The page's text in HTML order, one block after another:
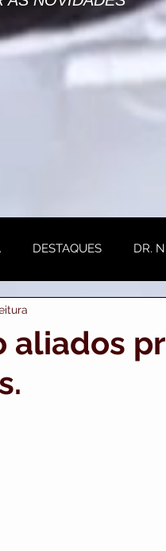
DESTAQUES DR.
NUTRIÇÃO
Autoestima & Motivação
aliados